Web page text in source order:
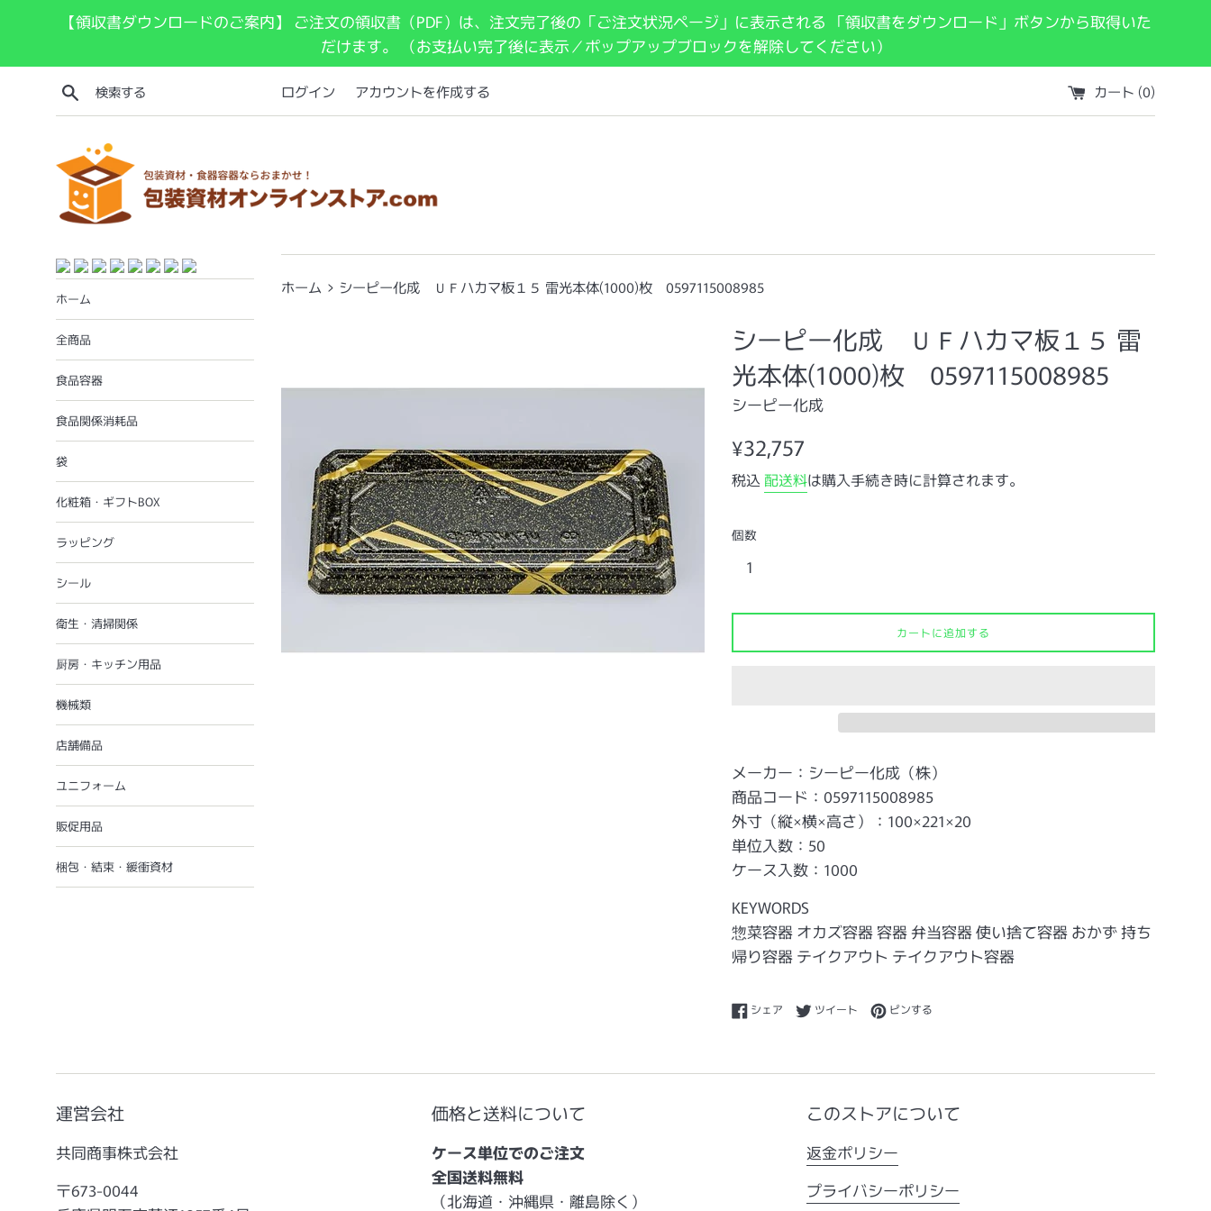
【領収書ダウンロードのご案内】 ご注文の領収書（PDF）は、注文完了後の「ご注文状況ページ」に表示される 「領収書をダウンロード」ボタンから取得いた
だけます。 （お支払い完了後に表示／ポップアップブロックを解除してください）
検索する
ログイン アカウントを作成する カート (0)
ホーム
全商品
食品容器
食品関係消耗品
袋
化粧箱・ギフトBOX
ラッピング
シール
衛生・清掃関係
厨房・キッチン用品
機械類
店舗備品
ユニフォーム
販促用品
梱包・結束・緩衝資材
ホーム › シーピー化成 ＵＦハカマ板１５ 雷光本体(1000)枚 0597115008985
シーピー化成 ＵＦハカマ板１５ 雷
光本体(1000)枚 0597115008985
シーピー化成
通
価
¥32,757
税込 配送料は購入手続き時に計算されます。
個数
カートに追加する
メーカー：シーピー化成（株）
商品コード：0597115008985
外寸（縦×横×高さ）：100×221×20
単位入数：50
ケース入数：1000
KEYWORDS
惣菜容器 オカズ容器 容器 弁当容器 使い捨て容器 おかず 持ち
帰り容器 テイクアウト テイクアウト容器
シェア Facebookでシェアする
ツイート Twitterに投稿する
ピンする
運営会社
共同商事株式会社
〒673-0044
価格と送料について
ケース単位でのご注文
全国送料無料
（北海道・沖縄県・離島除く）
このストアについて
返金ポリシー
プライバシーポリシー